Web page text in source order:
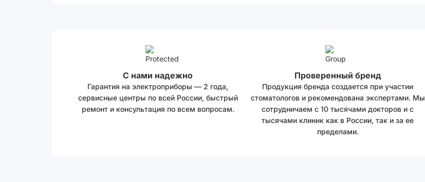
С нами надежно
Гарантия на электроприборы — 2 года,
сервисные центры по всей России, быстрый
ремонт и консультация по всем вопросам.
Проверенный бренд
Продукция бренда создается при участии
стоматологов и рекомендована экспертами. Мы
сотрудничаем с 10 тысячами докторов и с
тысячами клиник как в России, так и за ее
пределами.